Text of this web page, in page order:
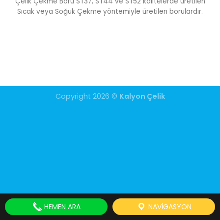
Sıcak veya Soğuk Çekme yöntemiyle üretilen borulardır.
Copyright 2026 © Kalyon Çelik
HEMEN ARA NAVIGASYON